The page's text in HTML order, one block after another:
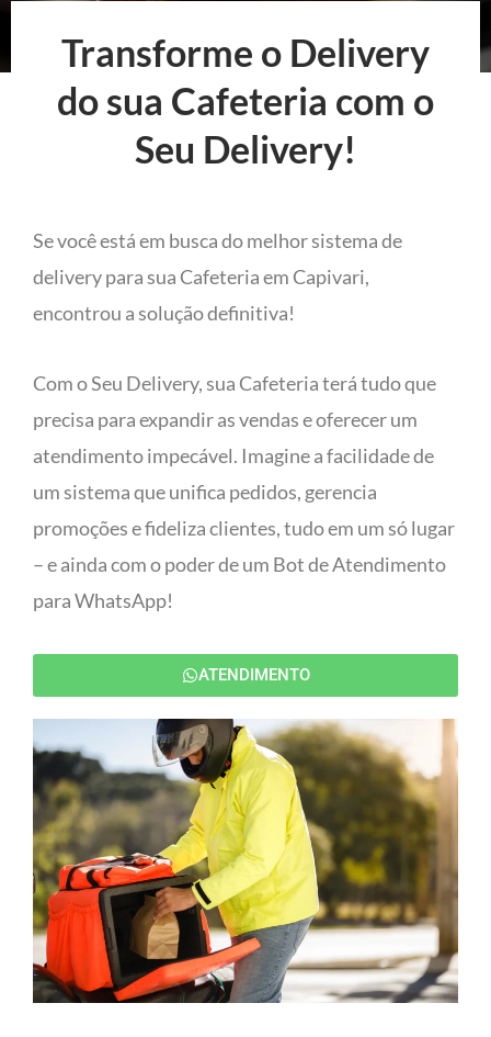
Transforme o Delivery
do sua Cafeteria com o
Seu Delivery!
Se você está em busca do melhor sistema de
delivery para sua Cafeteria em Capivari,
encontrou a solução definitiva!
Com o Seu Delivery, sua Cafeteria terá tudo que
precisa para expandir as vendas e oferecer um
atendimento impecável. Imagine a facilidade de
um sistema que unifica pedidos, gerencia
promoções e fideliza clientes, tudo em um só lugar
– e ainda com o poder de um Bot de Atendimento
para WhatsApp!
ATENDIMENTO